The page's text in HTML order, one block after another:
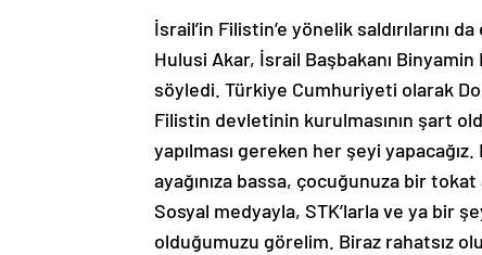
İsrail’in Filistin’e yönelik saldırılarını
Hulusi Akar, İsrail Başbakanı
söyledi. Türkiye Cumhuriyeti olarak
Filistin devletinin kurulmasının şart
yapılması gereken her şeyi
ayağınıza bassa, çocuğunuza bir tokat
Sosyal medyayla, STK’larla ve ya bir
olduğumuzu görelim. Biraz rahatsız